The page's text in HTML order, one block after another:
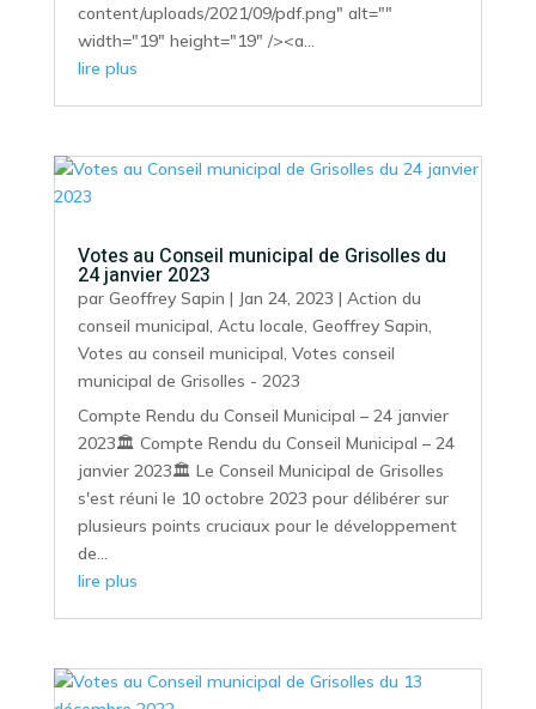
content/uploads/2021/09/pdf.png" alt=""
width="19" height="19" /><a...
lire plus
Votes au Conseil municipal de Grisolles du
24 janvier 2023
par Geoffrey Sapin | Jan 24, 2023 | Action du
conseil municipal, Actu locale, Geoffrey Sapin,
Votes au conseil municipal, Votes conseil
municipal de Grisolles - 2023
Compte Rendu du Conseil Municipal – 24 janvier
2023🏛️ Compte Rendu du Conseil Municipal – 24
janvier 2023🏛️ Le Conseil Municipal de Grisolles
s'est réuni le 10 octobre 2023 pour délibérer sur
plusieurs points cruciaux pour le développement
de...
lire plus